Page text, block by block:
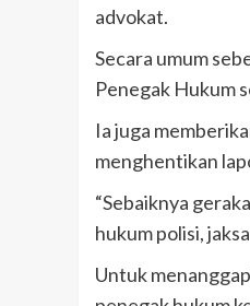
advokat.
Secara umum
Penegak Hukum
Ia juga
menghentikan
“Sebaiknya
hukum polisi,
Untuk